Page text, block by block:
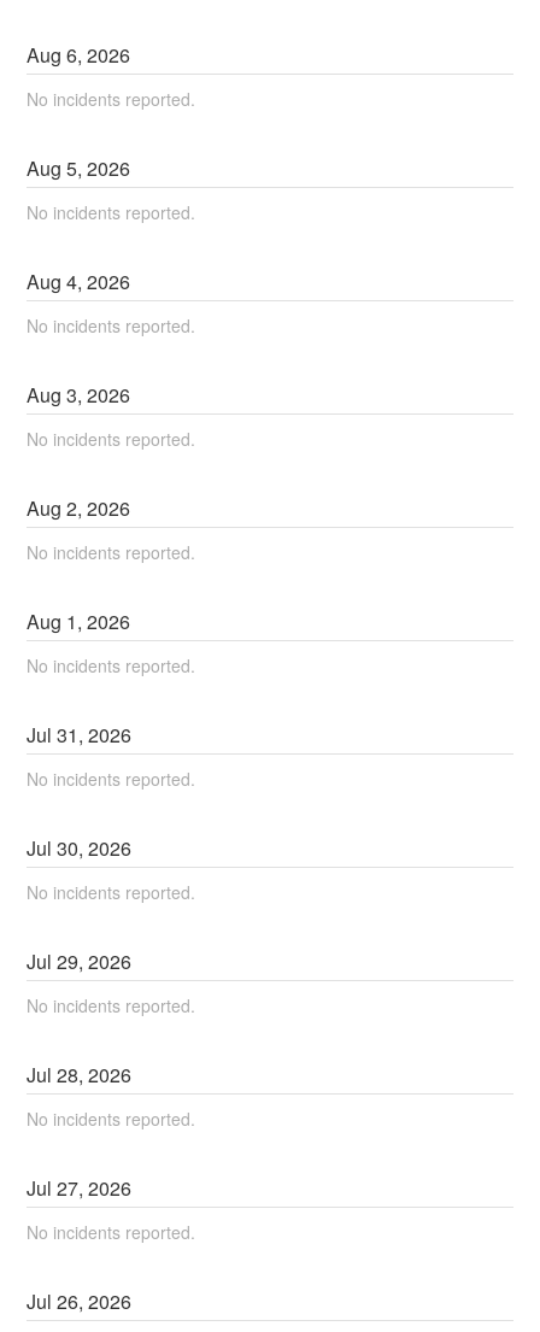
Aug6,2026
No incidents reported.
Aug5,2026
No incidents reported.
Aug4,2026
No incidents reported.
Aug3,2026
No incidents reported.
Aug2,2026
No incidents reported.
Aug 1,2026
No incidents reported.
Jul31,2026
No incidents reported.
Jul30,2026
No incidents reported.
Jul29,2026
No incidents reported.
Jul28,2026
No incidents reported.
Jul27,2026
No incidents reported.
Jul26,2026